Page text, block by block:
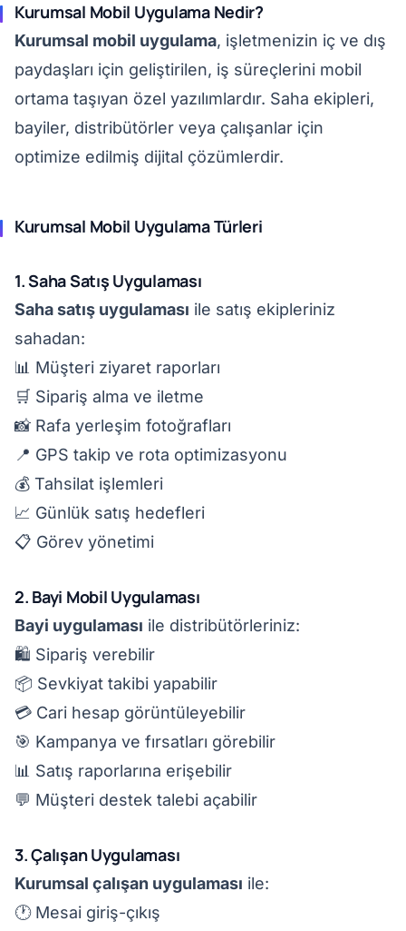
Kurumsal Mobil Uygulama Nedir?
Kurumsal mobil uygulama, işletmenizin iç ve dış
paydaşları için geliştirilen, iş süreçlerini mobil
ortama taşıyan özel yazılımlardır. Saha ekipleri,
bayiler, distribütörler veya çalışanlar için
optimize edilmiş dijital çözümlerdir.
Kurumsal Mobil Uygulama Türleri
1. Saha Satış Uygulaması
Saha satış uygulaması ile satış ekipleriniz
sahadan:
📊 Müşteri ziyaret raporları
🛒 Sipariş alma ve iletme
📸 Rafa yerleşim fotoğrafları
📍 GPS takip ve rota optimizasyonu
💰 Tahsilat işlemleri
📈 Günlük satış hedefleri
📋 Görev yönetimi
2. Bayi Mobil Uygulaması
Bayi uygulaması ile distribütörleriniz:
🛍️ Sipariş verebilir
📦 Sevkiyat takibi yapabilir
💳 Cari hesap görüntüleyebilir
🎯 Kampanya ve fırsatları görebilir
📊 Satış raporlarına erişebilir
💬 Müşteri destek talebi açabilir
3. Çalışan Uygulaması
Kurumsal çalışan uygulaması ile:
🕐 Mesai giriş-çıkış